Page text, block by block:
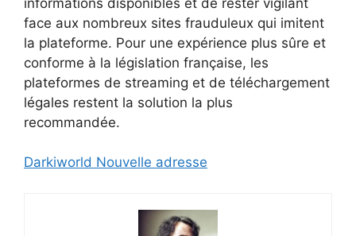
face aux nombreux sites frauduleux qui imitent
la plateforme. Pour une expérience plus sûre et
conforme à la législation française, les
plateformes de streaming et de téléchargement
légales restent la solution la plus
recommandée.
Darkiworld Nouvelle adresse